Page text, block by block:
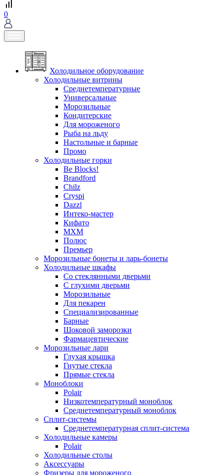
0
Холодильное оборудование
Холодильные витрины
Среднетемпературные
Универсальные
Морозильные
Кондитерские
Для мороженого
Рыба на льду
Настольные и барные
Промо
Холодильные горки
Be Blocks!
Brandford
Chilz
Cryspi
Dazzl
Интеко-мастер
Кифато
МХМ
Полюс
Премьер
Морозильные бонеты и ларь-бонеты
Холодильные шкафы
Со стеклянными дверьми
С глухими дверьми
Морозильные
Для пекарен
Специализированные
Барные
Шоковой заморозки
Фармацевтические
Морозильные лари
Глухая крышка
Гнутые стекла
Прямые стекла
Моноблоки
Polair
Низкотемпературный моноблок
Среднетемпературный моноблок
Сплит-системы
Среднетемпературная сплит-система
Холодильные камеры
Polair
Холодильные столы
Аксессуары
Фризеры для мороженого